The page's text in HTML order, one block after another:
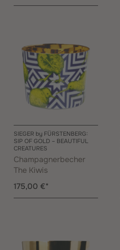
SIEGER by FÜRSTENBERG:
SIP OF GOLD – BEAUTIFUL
CREATURES
Champagnerbecher
The Kiwis
175,00 €*